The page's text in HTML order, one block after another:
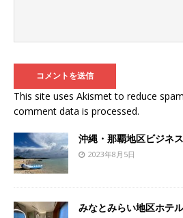
This site uses Akismet to reduce
comment data is processed.
沖縄・那覇地区ビジネ
2023年8月5日
みなとみらい地区ホテ